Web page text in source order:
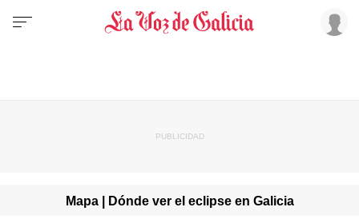
Mapa | Dónde ver el eclipse en Galicia